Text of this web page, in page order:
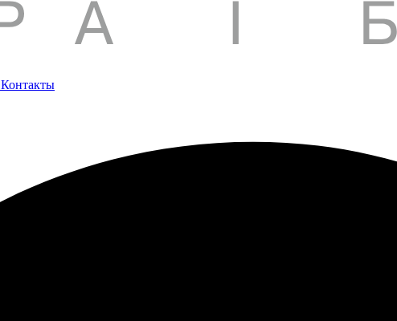
Контакты